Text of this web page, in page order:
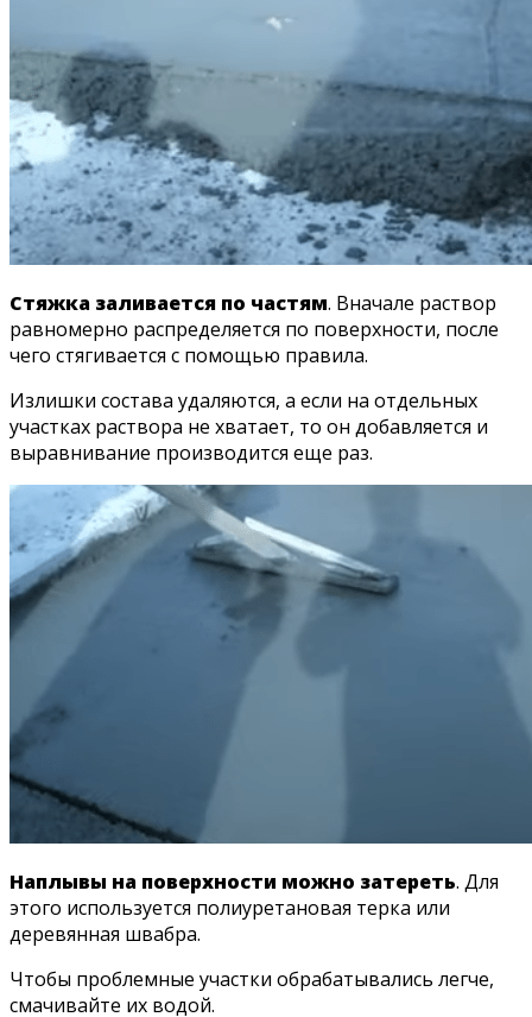
Стяжка заливается по частям. Вначале раствор
равномерно распределяется по поверхности, после
чего стягивается с помощью правила.
Излишки состава удаляются, а если на отдельных
участках раствора не хватает, то он добавляется и
выравнивание производится еще раз.
Наплывы на поверхности можно затереть. Для
этого используется полиуретановая терка или
деревянная швабра.
Чтобы проблемные участки обрабатывались легче,
смачивайте их водой.